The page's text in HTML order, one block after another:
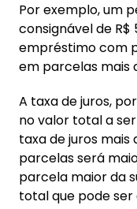
Por exemplo, um
consignável de
empréstimo com
em parcelas mais
A taxa de juros,
no valor total a
taxa de juros mais
parcelas será
parcela maior da
total que pode